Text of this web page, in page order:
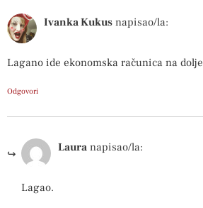
Ivanka Kukus napisao/la:
Lagano ide ekonomska računica na dolje
Odgovori
Laura napisao/la:
Lagao.